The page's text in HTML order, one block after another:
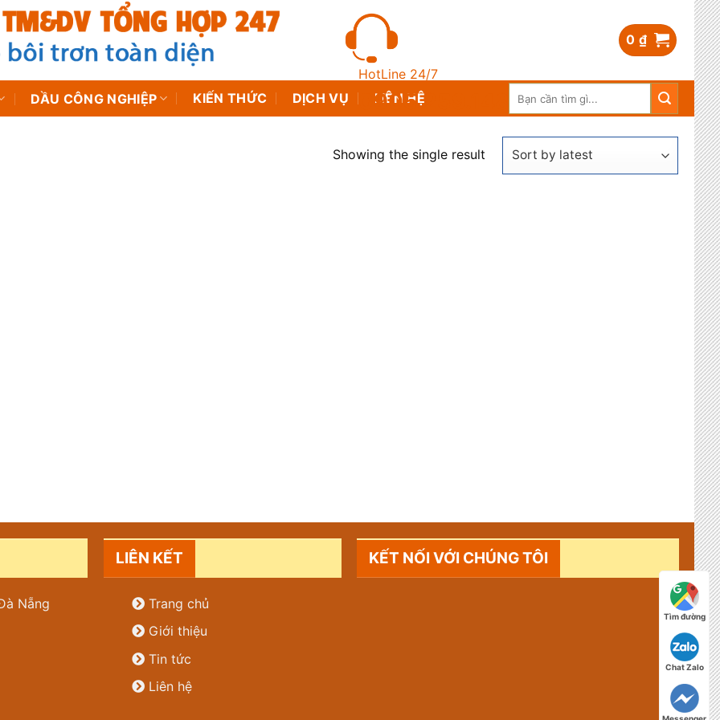
HotLine 24/7
0905.259.148
0 ₫
DẦU CÔNG NGHIỆP KIẾN THỨC DỊCH VỤ LIÊN HỆ
for:
Showing the single result
Nẵng
LIÊN KẾT
Trang chủ
Giới thiệu
Tin tức
Liên hệ
KẾT NỐI VỚI CHÚNG TÔI
Tìm đường
Chat Zalo